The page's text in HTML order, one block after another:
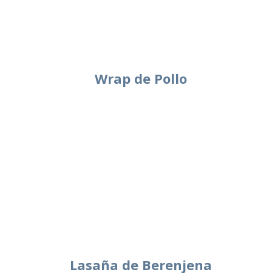
Wrap de Pollo
Lasaña de Berenjena